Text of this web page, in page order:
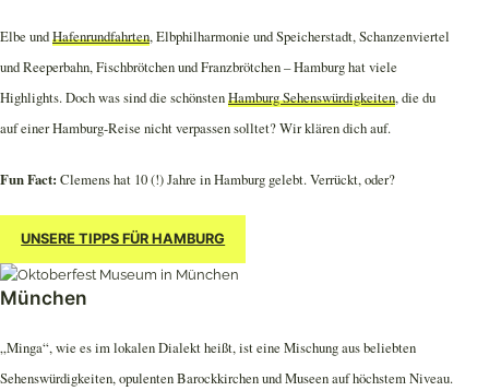
Elbe undHafenrundfahrten, Elbphilharmonie und Speicherstadt, Schanzenviertel
und Reeperbahn, Fischbrötchen und Franzbrötchen – Hamburg hat viele
Highlights. Doch was sind die schönstenHamburg Sehenswürdigkeiten, die du
auf einer Hamburg-Reise nicht verpassen solltet? Wir klären dich auf.
Fun Fact: Clemens hat 10 (!) Jahre in Hamburg gelebt. Verrückt, oder?
UNSERE TIPPS FÜR HAMBURG
München
„Minga“, wie es im lokalen Dialekt heißt, ist eine Mischung aus beliebten
Sehenswürdigkeiten, opulenten Barockkirchen und Museen auf höchstem Niveau.